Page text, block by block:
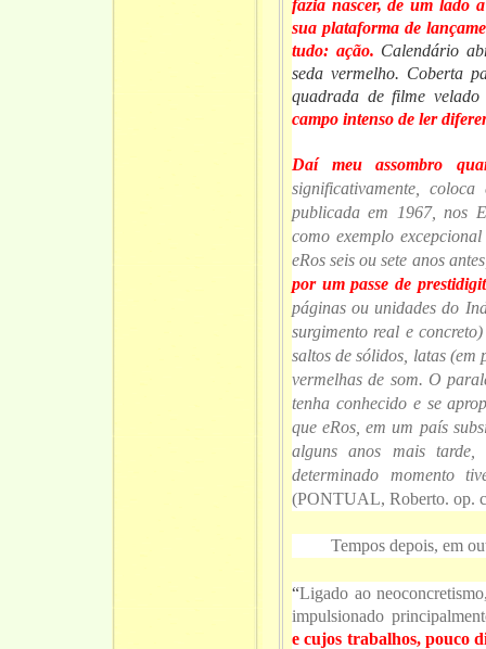
fazia nascer, de um lado
sua plataforma de
tudo: ação. Calendário
seda vermelho. Coberta
quadrada de filme
campo intenso de ler
Daí meu assombro
significativamente,
publicada em 1967, nos
como exemplo
eRos seis ou sete anos
por um passe de
páginas ou unidades do
surgimento real e
saltos de sólidos, latas (em
vermelhas de som. O
tenha conhecido e se
que eRos, em um país
alguns anos mais
determinado momento
(PONTUAL, Roberto. op.
Tempos depois, em
“Ligado ao
impulsionado
e cujos trabalhos, pouco